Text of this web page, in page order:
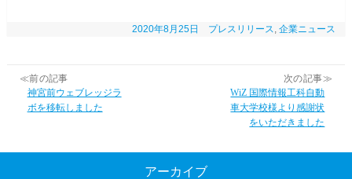
2020年8月25日 プレスリリース,企業ニュース
≪前の記事
神宮前ウェブレッジラ
ボを移転しました
次の記事≫
WiZ 国際情報工科自動
車大学校様より感謝状
をいただきました
アーカイブ